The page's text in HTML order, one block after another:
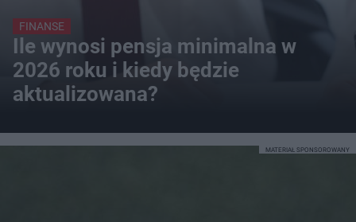
FINANSE
Ile wynosi pensja minimalna w
2026 roku i kiedy będzie
aktualizowana?
MATERIAŁ SPONSOROWANY